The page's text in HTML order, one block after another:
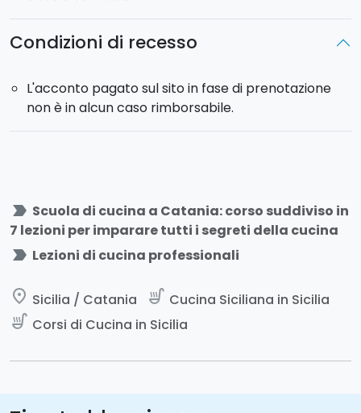
Condizioni di recesso
L'acconto pagato sul sito in fase di prenotazione
non è in alcun caso rimborsabile.
label_important Scuola di cucina a Catania: corso suddiviso in
7 lezioni per imparare tutti i segreti della cucina
label_important Lezioni di cucina professionali
place Sicilia / Catania soup_kitchen Cucina Siciliana in Sicilia
soup_kitchen Corsi di Cucina in Sicilia